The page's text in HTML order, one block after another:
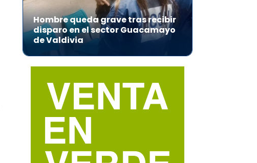
Hombre queda grave tras recibir
disparo en el sector Guacamayo
de Valdivia